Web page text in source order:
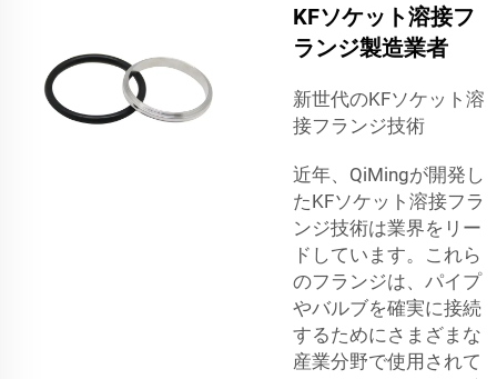
KFソケット溶接フ
ランジ製造業者
新世代のKFソケット溶
接フランジ技術
近年、QiMingが開発し
たKFソケット溶接フラ
ンジ技術は業界をリー
ドしています。これら
のフランジは、パイプ
やバルブを確実に接続
するためにさまざまな
産業分野で使用されて